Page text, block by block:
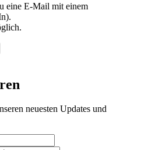
eine E-Mail mit einem
neuesten Updates und